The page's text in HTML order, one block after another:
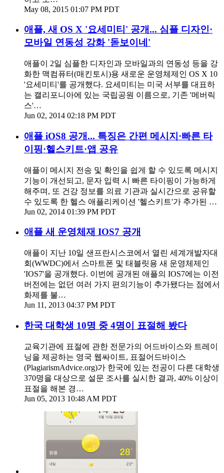
May 08, 2015 01:07 PM PDT
애플, 새 OS X '요세미티' 공개... 심플 디자인·
모바일 연동성 강화 '돋보이네'
애플이 2일 심플한 디자인과 모바일과의 연동성 등을 강
화한 맥컴퓨터(매킨토시)용 새로운 운영체제인 OS X 10
'요세미티'를 공개했다. 요세미티는 미국 서부를 대표하
는 캘리포니아에 있는 국립공원 이름으로, 기존 '메버릭
스'…
Jun 02, 2014 02:18 PM PDT
애플 iOS8 공개... 특징은 간편 메시지·빠른 타
이핑·헬스키트·앱 공유
애플이 메시지 전송 및 확인을 쉽게 할 수 있도록 메시지
기능이 개선되고, 문자 입력 시 빠른 타이핑이 가능하게
해주며, 또 건강 정보를 의료 기관과 실시간으로 공유할
수 있도록 한 헬스 애플리케이션 '헬스키트'가 추가된 …
Jun 02, 2014 01:39 PM PDT
애플 새 운영체재 IOS7 공개
애플이 지난 10일 샌프란시스코에서 열린 세계개발자대
회(WWDC)에서 스마트폰 및 태블릿용 새 운영체제인
'IOS7'을 공개했다. 이번에 공개된 애플의 IOS7에는 이전
버전에는 없던 여러 가지 편의기능이 추가됐다는 점에서
화제를 불…
Jun 11, 2013 04:37 PM PDT
한국 대학생 10명 중 4명이 표절해 봤다
교육기관에 표절에 관한 전문가의 어드바이스와 트레이
닝을 제공하는 영국 웹싸이트, 표절어드바이스
(PlagiarismAdvice.org)가 한국에 있는 전공이 다른 대학생
370명을 대상으로 설문 조사를 실시한 결과, 40% 이상이
표절을 해본 경…
Jun 05, 2013 10:48 AM PDT